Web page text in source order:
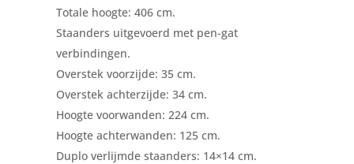
Totale hoogte: 406 cm.
Staanders uitgevoerd met pen-gat
verbindingen.
Overstek voorzijde: 35 cm.
Overstek achterzijde: 34 cm.
Hoogte voorwanden: 224 cm.
Hoogte achterwanden: 125 cm.
Duplo verlijmde staanders: 14×14 cm.